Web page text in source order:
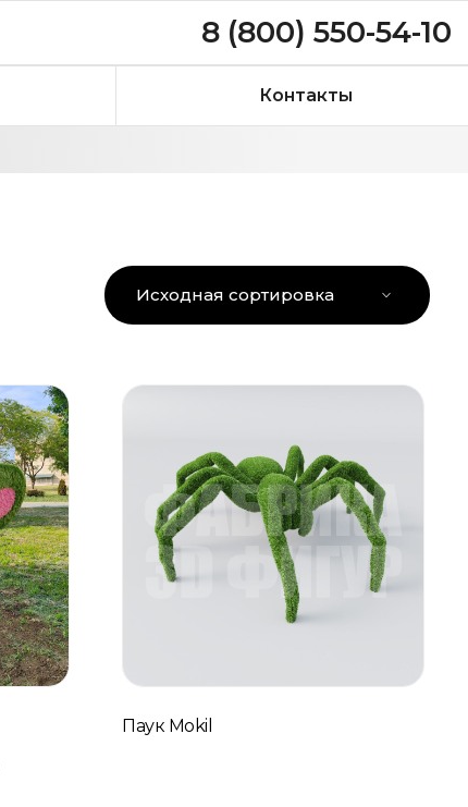
8 (800) 550-54-10
Контакты
Паук Mokil